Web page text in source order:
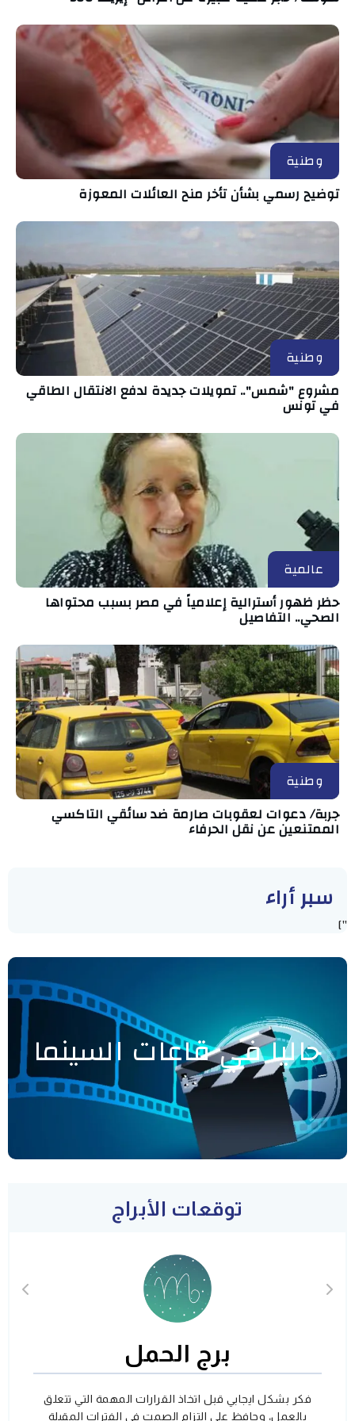
وطنية
توضيح رسمي بشأن تأخر منح العائلات المعوزة
وطنية
مشروع "شمس".. تمويلات جديدة لدفع الانتقال الطاقي
في تونس
عالمية
حظر ظهور أسترالية إعلامياً في مصر بسبب محتواها
الصحي.. التفاصيل
وطنية
جربة/ دعوات لعقوبات صارمة ضد سائقي التاكسي
الممتنعين عن نقل الحرفاء
سبر أراء
"]
حاليا في قاعات السينما
توقعات الأبراج
برج الحمل
فكر بشكل ايجابي قبل اتخاذ القرارات المهمة التي تتعلق
بالعمل، وحافظ على التزام الصمت في الفترات المقبلة